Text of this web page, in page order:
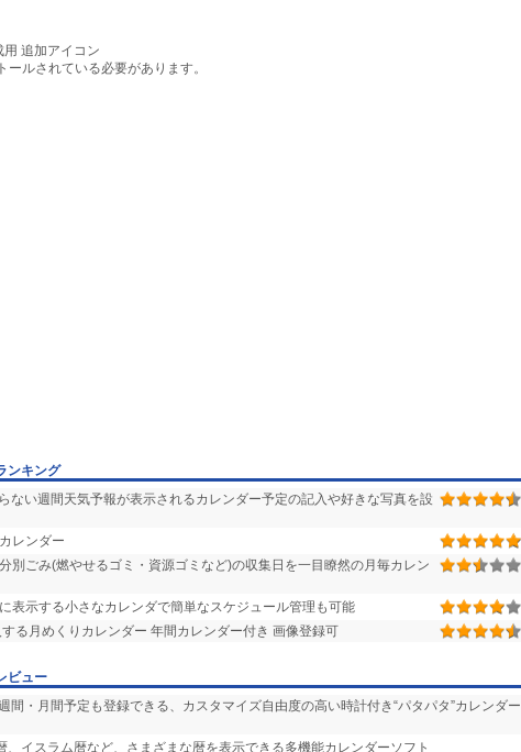
追加アイコン
ルされている必要があります。
ンキング
ない週間天気予報が表示されるカレンダー予定の記入や好きな写真を設
レンダー
分別ごみ(燃やせるゴミ・資源ゴミなど)の収集日を一目瞭然の月毎カレン
表示する小さなカレンダで簡単なスケジュール管理も可能
る月めくりカレンダー 年間カレンダー付き 画像登録可
ビュー
間・月間予定も登録できる、カスタマイズ自由度の高い時計付き“パタパタ”カレンダー
、イスラム暦など、さまざまな暦を表示できる多機能カレンダーソフト